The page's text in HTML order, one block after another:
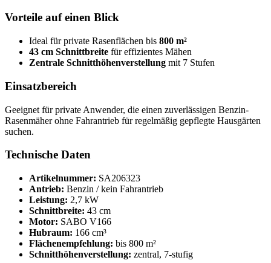
Vorteile auf einen Blick
Ideal für private Rasenflächen bis 800 m²
43 cm Schnittbreite für effizientes Mähen
Zentrale Schnitthöhenverstellung mit 7 Stufen
Einsatzbereich
Geeignet für private Anwender, die einen zuverlässigen Benzin-
Rasenmäher ohne Fahrantrieb für regelmäßig gepflegte Hausgärten
suchen.
Technische Daten
Artikelnummer: SA206323
Antrieb: Benzin / kein Fahrantrieb
Leistung: 2,7 kW
Schnittbreite: 43 cm
Motor: SABO V166
Hubraum: 166 cm³
Flächenempfehlung: bis 800 m²
Schnitthöhenverstellung: zentral, 7-stufig